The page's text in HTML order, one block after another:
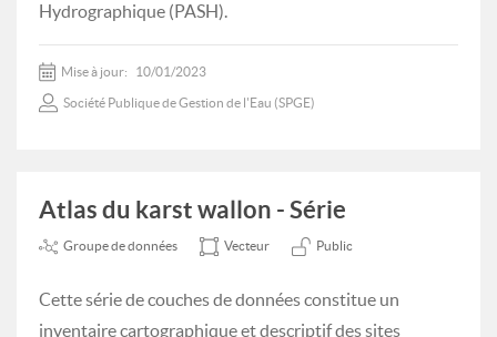
Hydrographique (PASH).
Mise à jour: 10/01/2023
Société Publique de Gestion de l'Eau (SPGE)
Atlas du karst wallon - Série
Groupe de données Vecteur Public
Cette série de couches de données constitue un
inventaire cartographique et descriptif des sites